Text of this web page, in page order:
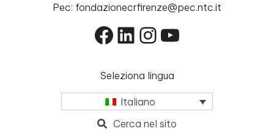
Pec: fondazionecrfirenze@pec.ntc.it
Facebook
LinkedIn
Instagram
YouTube
Seleziona lingua
Italiano
Cerca nel sito